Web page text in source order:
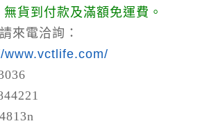
無貨到付款及滿額免運費。
來電洽詢：
www.vctlife.com/